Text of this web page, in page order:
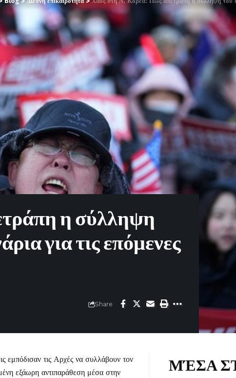
η σύλληψη
για τις επόμενες
Share
εμπόδισαν τις Αρχές να συλλάβουν τον
εξάωρη αντιπαράθεση μέσα στην
ΜΈΣΑ